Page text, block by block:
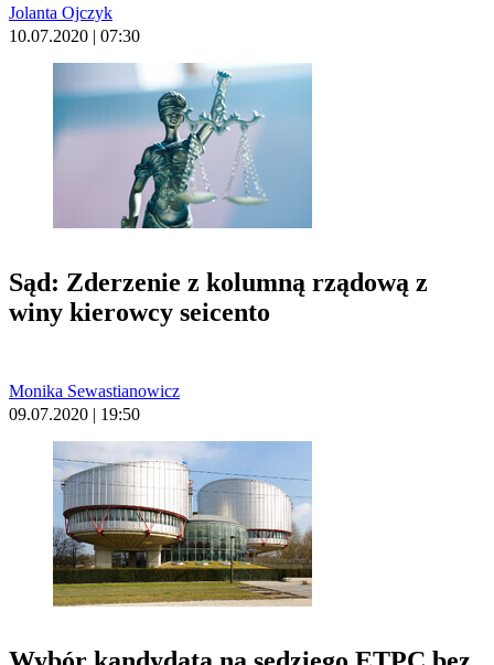
Jolanta Ojczyk
10.07.2020 | 07:30
Sąd: Zderzenie z kolumną rządową z
winy kierowcy seicento
Monika Sewastianowicz
09.07.2020 | 19:50